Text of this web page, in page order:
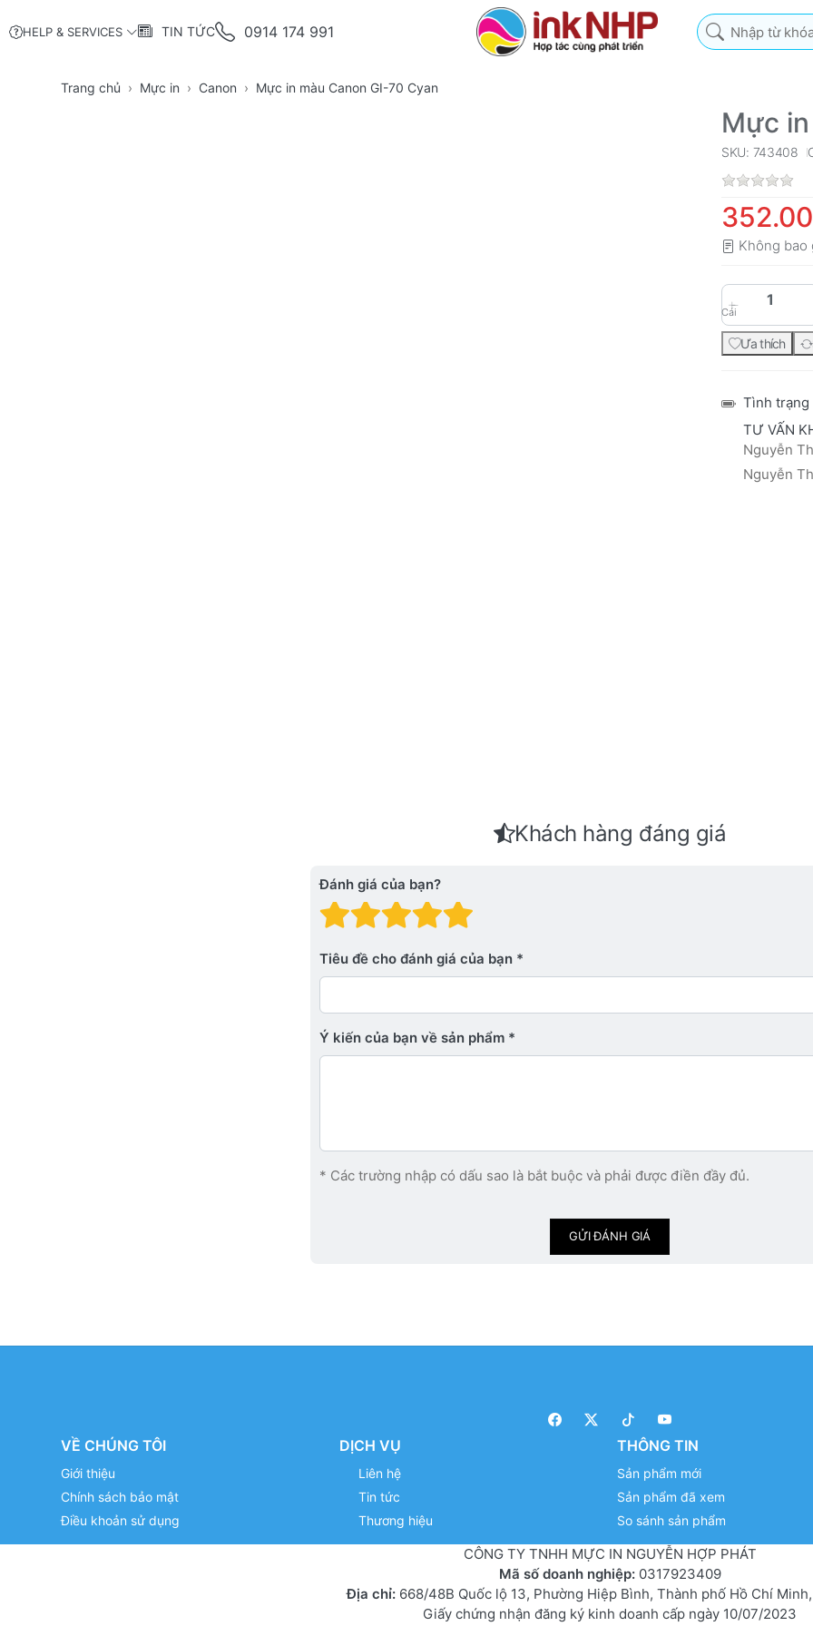
HELP & SERVICES TIN TỨC 0914 174 991
Nhập từ khóa tìm
Trang chủ Mực in Canon Mực in màu Canon GI-70 Cyan
Mực
SKU: 743408
Không bao
Cái
Ưa thích
Tình trạng
TƯ VẤN
Nguyễn
Nguyễn
Khách hàng đáng giá
Đánh giá của bạn?
Đánh giá: 4 trên 5 sao.
Đánh giá: 3 trên 5 sao.
Đánh giá: 2 trên 5 sao.
Đánh giá: 1 trên 5 sao. Xấu
Tiêu đề cho đánh giá của bạn
Ý kiến ​​của bạn về sản phẩm
* Các trường nhập có dấu sao là bắt buộc và phải được điền đầy đủ.
GỬI ĐÁNH GIÁ
VỀ CHÚNG TÔI
Giới thiệu
Chính sách bảo mật
Điều khoản sử dụng
DỊCH VỤ
Liên hệ
Tin tức
Thương hiệu
THÔNG TIN
Sản phẩm mới
Sản phẩm đã xem
So sánh sản phẩm
CÔNG TY TNHH MỰC IN NGUYỄN HỢP PHÁT
Mã số doanh nghiệp: 0317923409
Địa chỉ:668/48B Quốc lộ 13, Phường Hiệp Bình, Thành phố Hồ Chí
Giấy chứng nhận đăng ký kinh doanh cấp ngày 10/07/2023